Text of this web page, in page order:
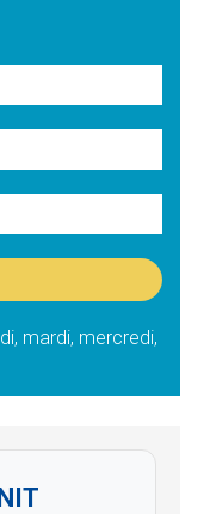
mardi, mercredi,